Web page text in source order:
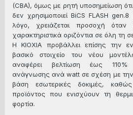
(CBA), όμως με ρητή υποσημείωση ότι
δεν χρησιμοποιεί BiCS FLASH
λόγο, χρειάζεται προσοχή όταν
χαρακτηριστικά οριζόντια σε όλη τη
Η KIOXIA προβάλλει επίσης την
βασικό στοιχείο του νέου
αναφέρει βελτίωση έως 110%
ανάγνωσης ανά watt σε σχέση με
βάση εσωτερικές δοκιμές, καθώς
προϊόντος που ενισχύουν τη
φορτία.